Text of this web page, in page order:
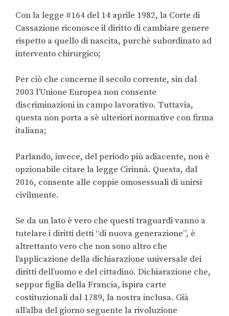
Con la legge #164 del 14 aprile 1982, la Corte di
Cassazione riconosce il diritto di cambiare genere
rispetto a quello di nascita, purchè subordinato ad
intervento chirurgico;
Per ciò che concerne il secolo corrente, sin dal
2003 l’Unione Europea non consente
discriminazioni in campo lavorativo. Tuttavia,
questa non porta a sè ulteriori normative con firma
italiana;
Parlando, invece, del periodo più adiacente, non è
opzionabile citare la legge Cirinnà. Questa, dal
2016, consente alle coppie omosessuali di unirsi
civilmente.
Se da un lato è vero che questi traguardi vanno a
tutelare i diritti detti “di nuova generazione”, è
altrettanto vero che non sono altro che
l’applicazione della dichiarazione universale dei
diritti dell’uomo e del cittadino. Dichiarazione che,
seppur figlia della Francia, ispira carte
costituzionali dal 1789, la nostra inclusa. Già
all’alba del giorno seguente la rivoluzione